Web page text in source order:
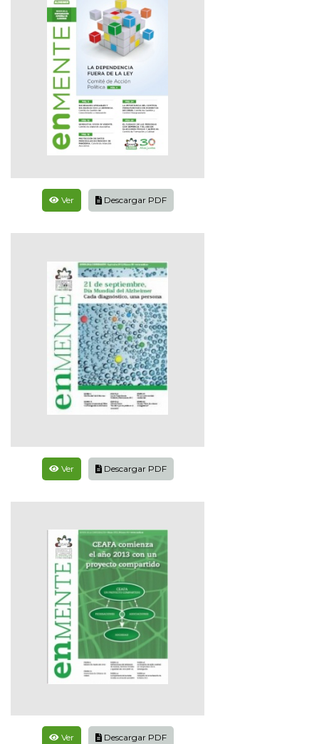
Ver Descargar PDF
Ver Descargar PDF
Ver Descargar PDF